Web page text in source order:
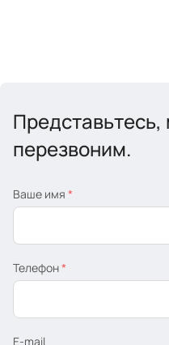
перезвоним.
Ваше имя *
Телефон*
E-mail